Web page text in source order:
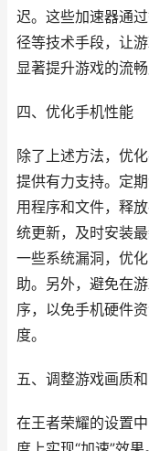
迟。这些加速器通
径等技术手段，让
显著提升游戏的流
四、优化手机性能
除了上述方法，优
提供有力支持。定
用程序和文件，释
统更新，及时安装
一些系统漏洞，优
助。另外，避免在
序，以免手机硬件
度。
五、调整游戏画质
在王者荣耀的设置